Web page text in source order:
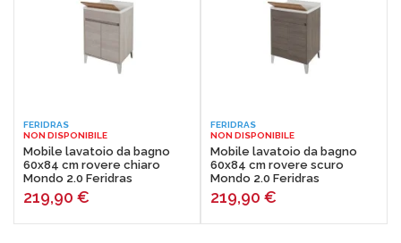
FERIDRAS
NON DISPONIBILE
Mobile lavatoio da bagno
60x84 cm rovere chiaro
Mondo 2.0 Feridras
219,90 €
FERIDRAS
NON DISPONIBILE
Mobile lavatoio da bagno
60x84 cm rovere scuro
Mondo 2.0 Feridras
219,90 €